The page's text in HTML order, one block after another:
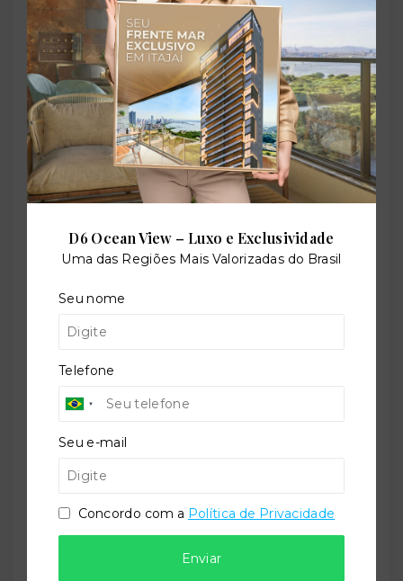
Brinquedoteca
Coworking
Elevador social
Playground
Salão de festas
D6 Ocean View – Luxo e Exclusividade
Uma das Regiões Mais Valorizadas do Brasil
Seu nome
Telefone
Seu e-mail
Concordo com a Política de Privacidade
Enviar